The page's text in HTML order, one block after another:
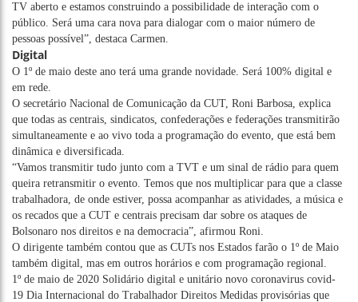
TV aberto e estamos construindo a possibilidade de interação com o
público. Será uma cara nova para dialogar com o maior número de
pessoas possível”, destaca Carmen.
Digital
O 1º de maio deste ano terá uma grande novidade. Será 100% digital e
em rede.
O secretário Nacional de Comunicação da CUT, Roni Barbosa, explica
que todas as centrais, sindicatos, confederações e federações transmitirão
simultaneamente e ao vivo toda a programação do evento, que está bem
dinâmica e diversificada.
“Vamos transmitir tudo junto com a TVT e um sinal de rádio para quem
queira retransmitir o evento. Temos que nos multiplicar para que a classe
trabalhadora, de onde estiver, possa acompanhar as atividades, a música e
os recados que a CUT e centrais precisam dar sobre os ataques de
Bolsonaro nos direitos e na democracia”, afirmou Roni.
O dirigente também contou que as CUTs nos Estados farão o 1º de Maio
também digital, mas em outros horários e com programação regional.
1º de maio de 2020 Solidário digital e unitário novo coronavirus covid-
19 Dia Internacional do Trabalhador Direitos Medidas provisórias que